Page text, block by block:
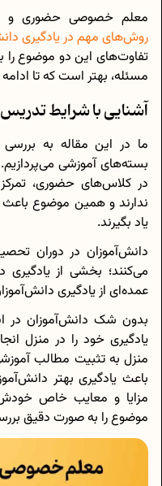
معلم خصوصی حضوری و
روش‌های مهم در یادگیری
تفاوت‌های این دو موضوع را
مسئله، بهتر است که تا
آشنایی با شرایط
ما در این مقاله به
بسته‌های آموزشی
در کلاس‌های حضوری،
ندارند و همین موضوع
یاد بگیرند.
دانش‌آموزان در دوران
می‌کنند؛ بخشی از
عمده‌ای از یادگیری
بدون شک دانش‌آموزان در
یادگیری خود را در منزل
منزل به تثبیت مطالب
باعث یادگیری بهتر
مزایا و معایب خاص
موضوع را به صورت دقیق